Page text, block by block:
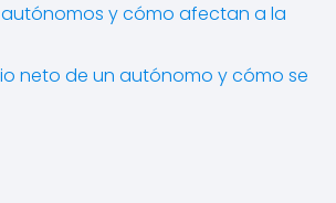
y cómo afectan a la
neto de un autónomo y cómo se